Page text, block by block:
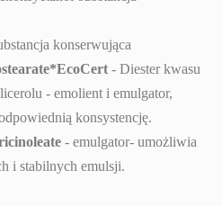
konserwująca
- Diester kwasu
- emolient i emulgator,
konsystencję.
- emulgator- umożliwia
i stabilnych emulsji.